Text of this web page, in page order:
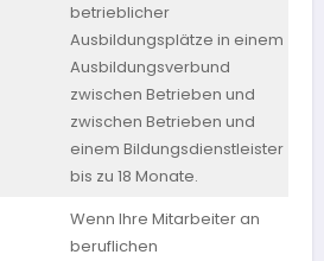
betrieblicher
Ausbildungsplätze in einem
Ausbildungsverbund
zwischen Betrieben und
zwischen Betrieben und
einem Bildungsdienstleister
bis zu 18 Monate.
Wenn Ihre Mitarbeiter an
beruflichen